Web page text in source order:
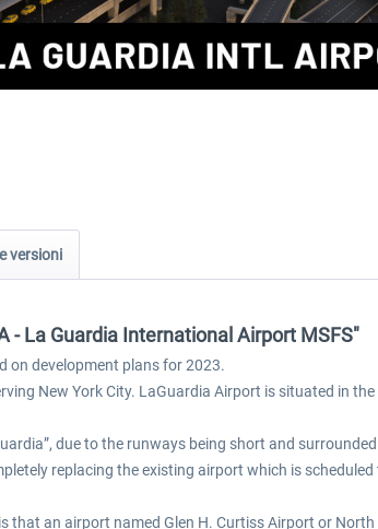
versioni
- La Guardia International Airport MSFS"
on development plans for 2023.
New York City. LaGuardia Airport is situated in
due to the runways being short and
replacing the existing airport which is scheduled
an airport named Glen H. Curtiss Airport or